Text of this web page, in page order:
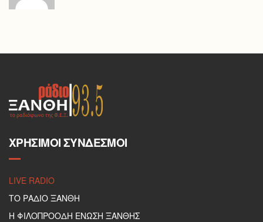
ΧΡΉΣΙΜΟΙ ΣΎΝΔΕΣΜΟΙ
LIVE RADIO
ΤΟ ΡΑΔΙΟ ΞΑΝΘΗ
Η ΦΙΛΟΠΡΟΟΔΗ ΕΝΩΣΗ ΞΑΝΘΗΣ